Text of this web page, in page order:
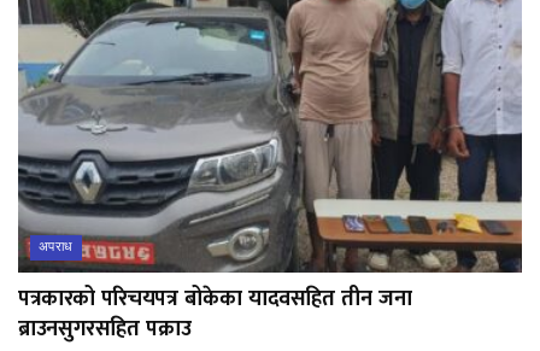
अपराध
पत्रकारको परिचयपत्र बोकेका यादवसहित तीन जना
ब्राउनसुगरसहित पक्राउ